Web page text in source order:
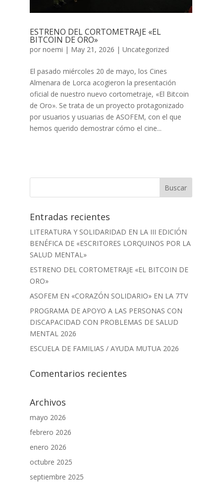
ESTRENO DEL CORTOMETRAJE «EL
BITCOIN DE ORO»
por noemi | May 21, 2026 | Uncategorized
El pasado miércoles 20 de mayo, los Cines
Almenara de Lorca acogieron la presentación
oficial de nuestro nuevo cortometraje, «El Bitcoin
de Oro». Se trata de un proyecto protagonizado
por usuarios y usuarias de ASOFEM, con el que
hemos querido demostrar cómo el cine...
Entradas recientes
LITERATURA Y SOLIDARIDAD EN LA III EDICIÓN
BENÉFICA DE «ESCRITORES LORQUINOS POR LA
SALUD MENTAL»
ESTRENO DEL CORTOMETRAJE «EL BITCOIN DE
ORO»
ASOFEM EN «CORAZÓN SOLIDARIO» EN LA 7TV
PROGRAMA DE APOYO A LAS PERSONAS CON
DISCAPACIDAD CON PROBLEMAS DE SALUD
MENTAL 2026
ESCUELA DE FAMILIAS / AYUDA MUTUA 2026
Comentarios recientes
Archivos
mayo 2026
febrero 2026
enero 2026
octubre 2025
septiembre 2025